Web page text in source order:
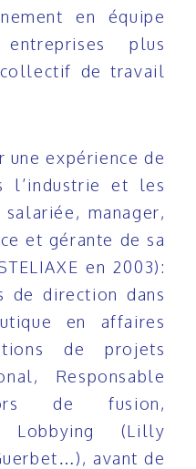
en équipe
plus
de travail
une expérience de
l’industrie et les
manager,
et gérante de sa
en 2003):
de direction dans
en affaires
de projets
Responsable
de fusion,
Lobbying (Lilly
avant de